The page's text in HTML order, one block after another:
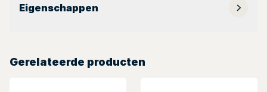
Eigenschappen
Gerelateerde producten